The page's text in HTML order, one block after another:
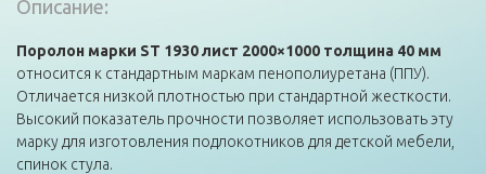
Описание:
Поролон марки ST 1930 лист 2000×1000 толщина 40 мм
относится к стандартным маркам пенополиуретана (ППУ).
Отличается низкой плотностью при стандартной жесткости.
Высокий показатель прочности позволяет использовать эту
марку для изготовления подлокотников для детской мебели,
спинок стула.